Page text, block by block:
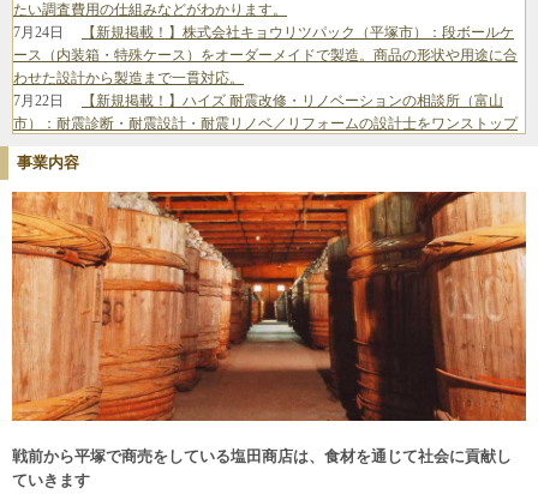
たい調査費用の仕組みなどがわかります。
7月24日
【新規掲載！】株式会社キョウリツパック（平塚市）：段ボールケ
ース（内装箱・特殊ケース）をオーダーメイドで製造。商品の形状や用途に合
わせた設計から製造まで一貫対応。
7月22日
【新規掲載！】ハイズ 耐震改修・リノベーションの相談所（富山
市）：耐震診断・耐震設計・耐震リノベ／リフォームの設計士をワンストップ
7月6日【リニューアル】株式会社Ringing（横浜市）：クラウドPBX・
Asterisk対応のソフトフォン&チャット統合型の法人向けIP電話アプリ
6月26日【リニューアル！】TEAM株式会社（名古屋市）：電気業界への就
職・転職に特化した電工ナビ【関東版】なら、電気工事士として働きたいとい
う求職者に的確に出会うことができます。
6月23日 【新規掲載！】株式会社カーテン・じゅうたん王国（東京都中央
区）：オーダーカーテンの失敗しない選び方をカーテンマイスターが既製品と
の違いから解説。
6月11日
【新規掲載！】株式会社ニコ・ワークス（東京都港区）：子育てマ
マ・パパ、妊婦さんターゲットの広告なら鮮度の高い会員情報を保有する子育
てメディアbabycoへ出稿しませんか？
6月10日【新規掲載！】MIRASENT（ミラセント）は、止まると困る重要設
業の予知保全をサポートします。
5月29日【新規掲載！】ギグワークスクロスアイティ株式会社（東京都港
事業内容
戦前から平塚で商売をしている塩田商店は、食材を通じて社会に貢献し
ていきます